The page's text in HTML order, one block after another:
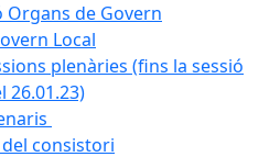
Organs de Govern
Local
plenàries (fins la sessió
26.01.23)
consistori